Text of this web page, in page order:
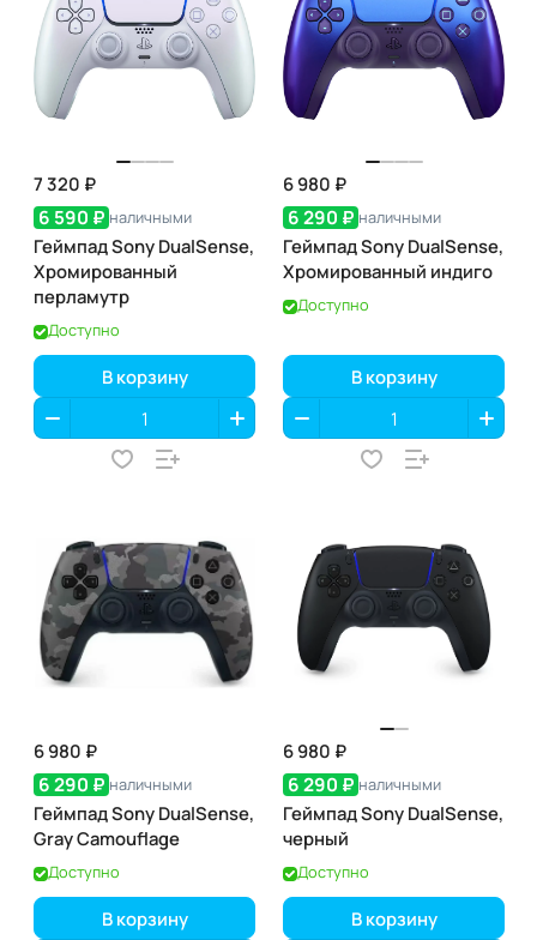
7 320 ₽
6 590 ₽ наличными
Геймпад Sony DualSense,
Хромированный
перламутр
Доступно
В корзину
6 980 ₽
6 290 ₽ наличными
Геймпад Sony DualSense,
Хромированный индиго
Доступно
В корзину
6 980 ₽
6 290 ₽ наличными
Геймпад Sony DualSense,
Gray Camouflage
Доступно
В корзину
6 980 ₽
6 290 ₽ наличными
Геймпад Sony DualSense,
черный
Доступно
В корзину